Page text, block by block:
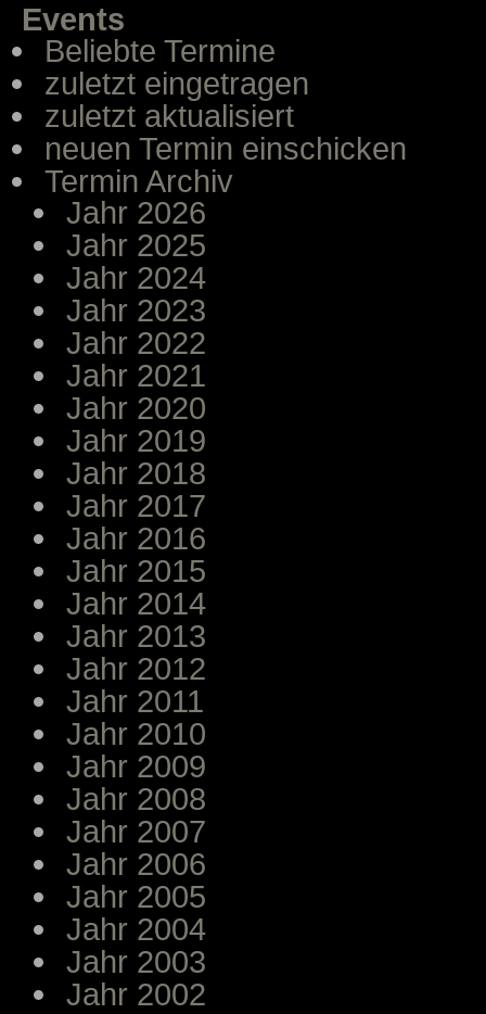
Events
Beliebte Termine
zuletzt eingetragen
zuletzt aktualisiert
neuen Termin einschicken
Termin Archiv
Jahr 2026
Jahr 2025
Jahr 2024
Jahr 2023
Jahr 2022
Jahr 2021
Jahr 2020
Jahr 2019
Jahr 2018
Jahr 2017
Jahr 2016
Jahr 2015
Jahr 2014
Jahr 2013
Jahr 2012
Jahr 2011
Jahr 2010
Jahr 2009
Jahr 2008
Jahr 2007
Jahr 2006
Jahr 2005
Jahr 2004
Jahr 2003
Jahr 2002